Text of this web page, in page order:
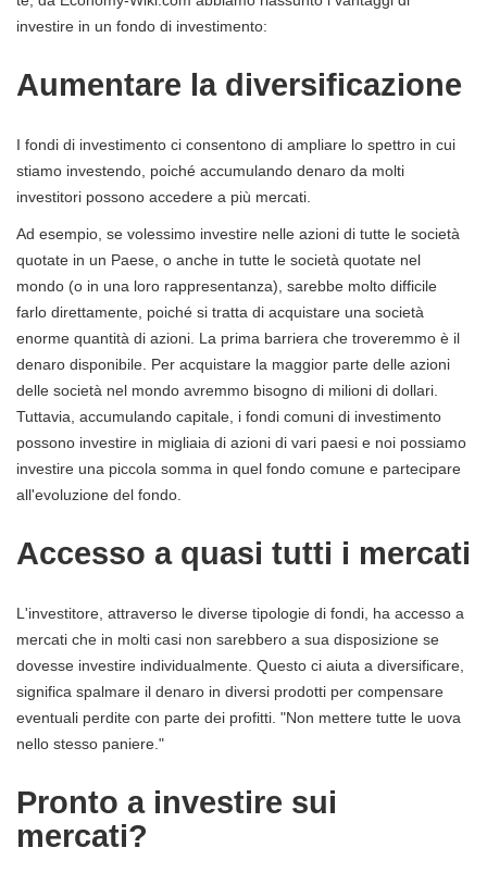
investire in un fondo di investimento:
Aumentare la diversificazione
I fondi di investimento ci consentono di ampliare lo spettro in cui
stiamo investendo, poiché accumulando denaro da molti
investitori possono accedere a più mercati.
Ad esempio, se volessimo investire nelle azioni di tutte le società
quotate in un Paese, o anche in tutte le società quotate nel
mondo (o in una loro rappresentanza), sarebbe molto difficile
farlo direttamente, poiché si tratta di acquistare una società
enorme quantità di azioni. La prima barriera che troveremmo è il
denaro disponibile. Per acquistare la maggior parte delle azioni
delle società nel mondo avremmo bisogno di milioni di dollari.
Tuttavia, accumulando capitale, i fondi comuni di investimento
possono investire in migliaia di azioni di vari paesi e noi possiamo
investire una piccola somma in quel fondo comune e partecipare
all'evoluzione del fondo.
Accesso a quasi tutti i mercati
L'investitore, attraverso le diverse tipologie di fondi, ha accesso a
mercati che in molti casi non sarebbero a sua disposizione se
dovesse investire individualmente. Questo ci aiuta a diversificare,
significa spalmare il denaro in diversi prodotti per compensare
eventuali perdite con parte dei profitti. "Non mettere tutte le uova
nello stesso paniere."
Pronto a investire sui
mercati?